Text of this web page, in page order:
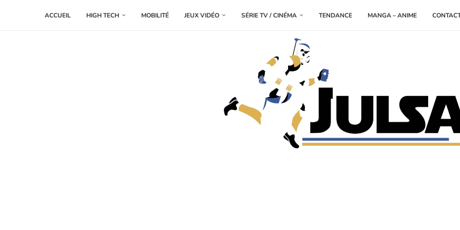
ACCUEIL HIGH TECH MOBILITÉ JEUX VIDÉO SÉRIE TV / CINÉMA TENDANCE MANGA – ANIME